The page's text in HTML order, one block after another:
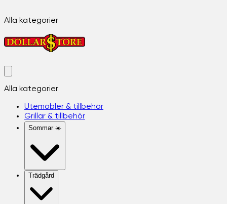
Alla kategorier
Alla kategorier
Utemöbler & tillbehör
Grillar & tillbehör
Sommar ☀️
Trädgård